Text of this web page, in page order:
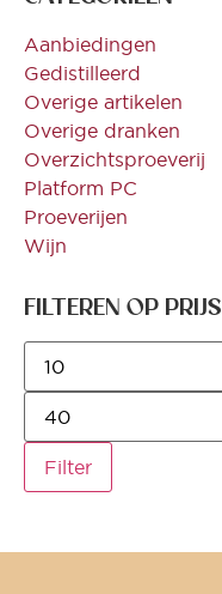
Aanbiedingen
Gedistilleerd
Overige artikelen
Overige dranken
Overzichtsproeverij
Platform PC
Proeverijen
Wijn
FILTEREN OP PRIJS
Filter